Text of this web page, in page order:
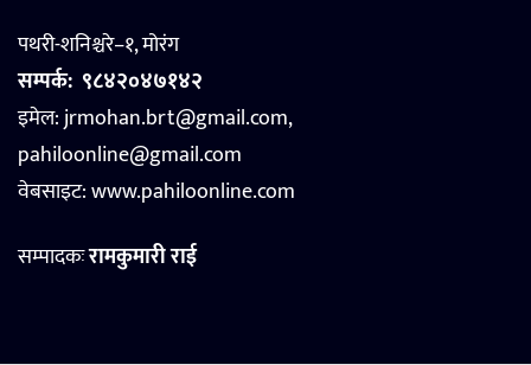
पथरी-शनिश्चरे–१, मोरंग
सम्पर्क: ९८४२०४७१४२
इमेल: jrmohan.brt@gmail.com,
pahiloonline@gmail.com
वेबसाइट:www.pahiloonline.com
सम्पादकःरामकुमारी राई